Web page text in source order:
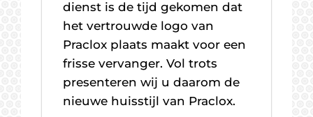
dienst is de tijd gekomen dat
het vertrouwde logo van
Praclox plaats maakt voor een
frisse vervanger. Vol trots
presenteren wij u daarom de
nieuwe huisstijl van Praclox.